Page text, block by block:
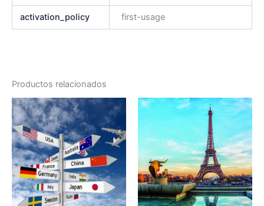
activation_policy first-usage
Productos relacionados